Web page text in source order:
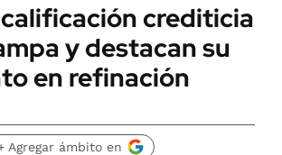
crediticia
y destacan su
en refinación
Agregar ámbito en